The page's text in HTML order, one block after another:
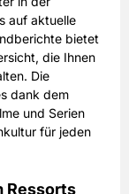
auf aktuelle
bietet
die Ihnen
Die
dank dem
und Serien
für jeden
Ressorts